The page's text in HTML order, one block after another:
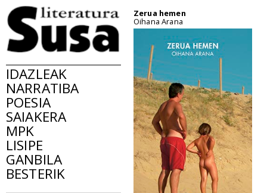
IDAZLEAK
NARRATIBA
POESIA
SAIAKERA
MPK
LISIPE
GANBILA
BESTERIK
Zerua hemen
Oihana Arana